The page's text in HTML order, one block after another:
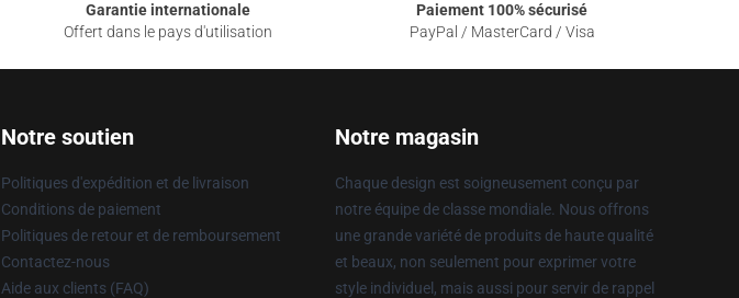
Garantie internationale
Offert dans le pays d'utilisation
Paiement 100% sécurisé
PayPal / MasterCard / Visa
Notre soutien
Politiques d'expédition et de livraison
Conditions de paiement
Politiques de retour et de remboursement
Contactez-nous
Aide aux clients (FAQ)
Notre magasin
Chaque design est soigneusement conçu par
notre équipe de classe mondiale. Nous offrons
une grande variété de produits de haute qualité
et beaux, non seulement pour exprimer votre
style individuel, mais aussi pour servir de rappel